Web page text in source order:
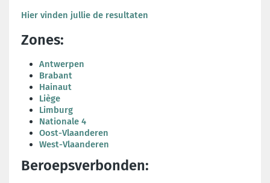
Hier vinden jullie de resultaten
Zones:
Antwerpen
Brabant
Hainaut
Liège
Limburg
Nationale 4
Oost-Vlaanderen
West-Vlaanderen
Beroepsverbonden: